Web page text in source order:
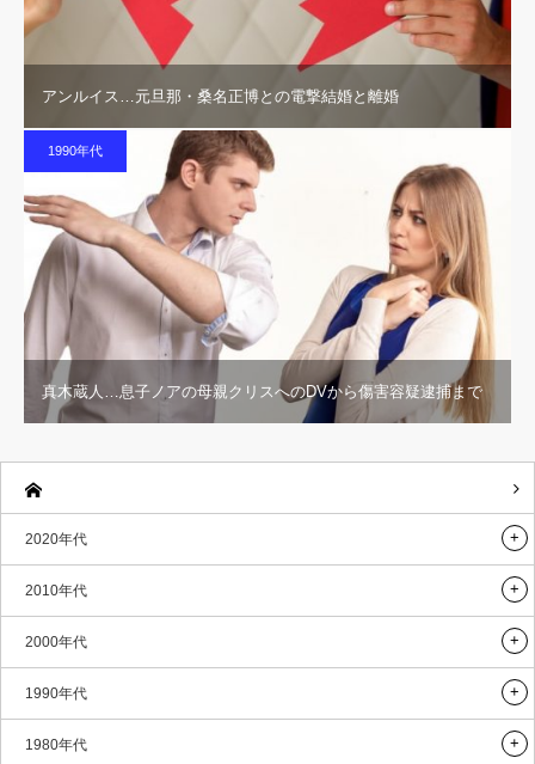
アンルイス…元旦那・桑名正博との電撃結婚と離婚
1990年代
真木蔵人…息子ノアの母親クリスへのDVから傷害容疑逮捕まで
2020年代
2010年代
2000年代
1990年代
1980年代